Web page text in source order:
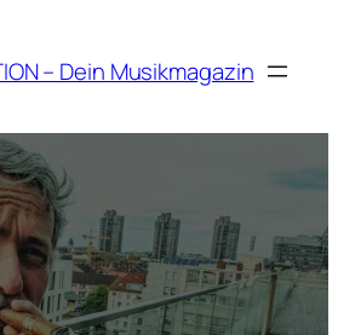
– Dein Musikmagazin